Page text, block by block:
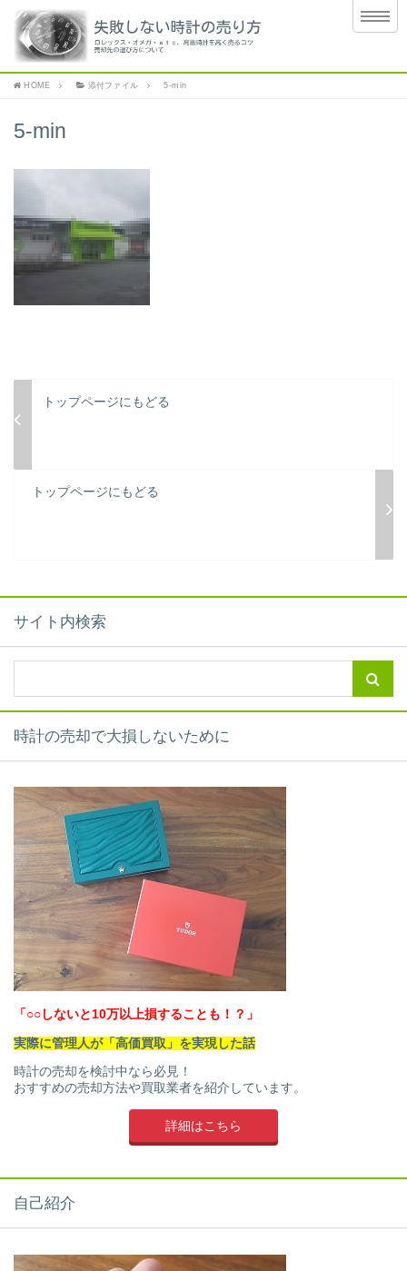
HOME 添付ファイル 5-min
5-min
トップページにもどる
トップページにもどる
サイト内検索
時計の売却で大損しないために
「○○しないと10万以上損することも！？」
実際に管理人が「高価買取」を実現した話
時計の売却を検討中なら必見！
おすすめの売却方法や買取業者を紹介しています。
詳細はこちら
自己紹介